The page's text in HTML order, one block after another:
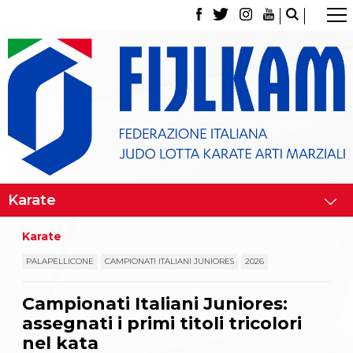
La Federazione
Tesseramento
Contatti
Norme e modulistica Affiliazioni e Tesseramenti
Classifica Società Sportive con più di 100 atleti
tesserati
Giustizia Sportiva
Partners
La disciplina
News
Karate
PALAPELLICONE CAMPIONATI ITALIANI JUNIORES 2026
Campionati Italiani Juniores:
assegnati i primi titoli tricolori
nel kata